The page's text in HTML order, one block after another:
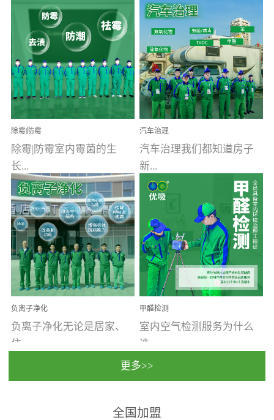
空气污染净化治理）工业
文明的进步，创造了多姿
多彩的家居产品和生活情
调，但也带来了以甲醛为
首的室内...
用行业公认奥维牌消毒
液，具备杀死人体冠状病
毒的功效，杀菌率
99.99%。相对于传统消毒
液来说，无...
除霉|防霉
除霉|防霉室内霉菌的生
长...
受温度、湿度、基质养
分、通风四个条件影响，
温暖潮湿、营养物质多、
通风缓慢的空间最易滋生
大量霉菌的...
汽车治理
汽车治理我们都知道房子
新...
装修完会有甲醛，其实汽
车的甲醛超标问题更为严
重。汽车的空间范围小，
配件、皮具、装饰多，这
些都是汽...
负离子净化
负离子净化无论是居家、
住...
动，人类长时间停留的室
甲醛检测
室内空气检测服务为什么
选...
行国家规定的标准检测方
更多>>
全国加盟